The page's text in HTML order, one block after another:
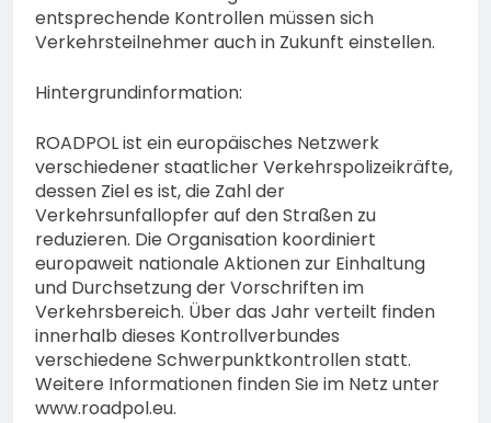
entsprechende Kontrollen müssen sich
Verkehrsteilnehmer auch in Zukunft einstellen.
Hintergrundinformation:
ROADPOL ist ein europäisches Netzwerk
verschiedener staatlicher Verkehrspolizeikräfte,
dessen Ziel es ist, die Zahl der
Verkehrsunfallopfer auf den Straßen zu
reduzieren. Die Organisation koordiniert
europaweit nationale Aktionen zur Einhaltung
und Durchsetzung der Vorschriften im
Verkehrsbereich. Über das Jahr verteilt finden
innerhalb dieses Kontrollverbundes
verschiedene Schwerpunktkontrollen statt.
Weitere Informationen finden Sie im Netz unter
www.roadpol.eu.